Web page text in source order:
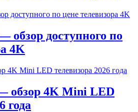
обзор доступного по
4K
обзор 4K Mini LED
года